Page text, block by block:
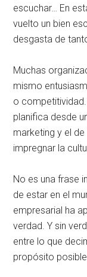
escuchar… En
vuelto un bien
desgasta de
Muchas
mismo
o
planifica desde
marketing y el
impregnar la
No es una frase
de estar en el
empresarial ha
verdad. Y sin
entre lo que
propósito posible.